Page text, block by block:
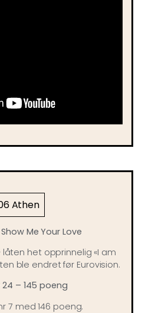
Athen
Show Me Your Love
het opprinnelig «I am
ble endret før Eurovision.
24 – 145 poeng
7 med 146 poeng.